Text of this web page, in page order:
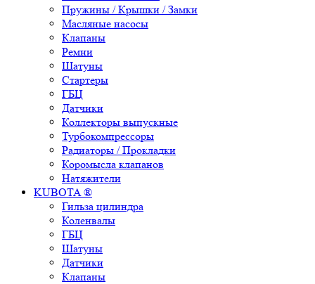
Пружины / Крышки / Замки
Масляные насосы
Клапаны
Ремни
Шатуны
Стартеры
ГБЦ
Датчики
Коллекторы выпускные
Турбокомпрессоры
Радиаторы / Прокладки
Коромысла клапанов
Натяжители
KUBOTA ®
Гильза цилиндра
Коленвалы
ГБЦ
Шатуны
Датчики
Клапаны